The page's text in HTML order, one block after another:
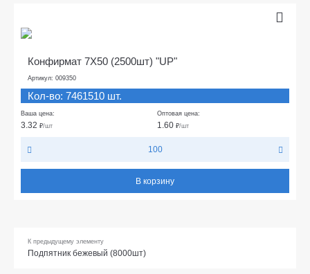
Конфирмат 7Х50 (2500шт) "UP"
Артикул: 009350
Кол-во: 7461510 шт.
Ваша цена:
3.32 ₽/шт
Оптовая цена:
1.60 ₽/шт
100
В корзину
К предыдущему элементу
Подпятник бежевый (8000шт)